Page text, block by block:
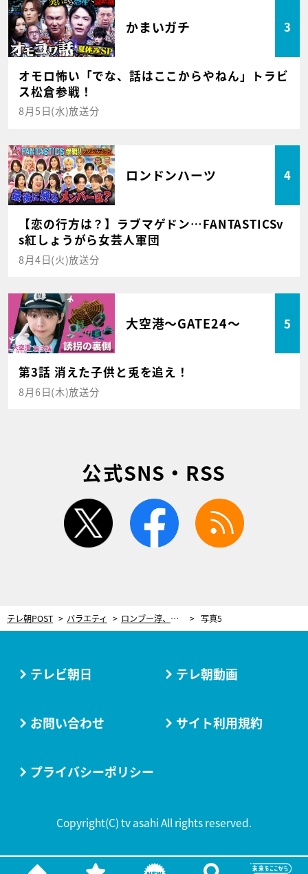
かまいガチ 3
オモロ怖い「でな、話はここからやねん」トラビ
ス松倉参戦！
8月5日(水)放送分
ロンドンハーツ 4
【恋の行方は？】ラブマゲドン…FANTASTICSv
s紅しょうがら女芸人軍団
8月4日(火)放送分
大空港～GATE24～ 5
第3話 消えた子供と兎を追え！
8月6日(木)放送分
公式SNS・RSS
twitter facebook
テレ朝POST バラエティ ロンブー淳、心理戦で爆笑作戦！有吉弘行「芸能界でもトップクラスのイヤな人だ（笑）」 写真5
テレビ朝日 テレ朝動画
お問い合わせ サイト利用規約
プライバシーポリシー
Copyright(C) tv asahi All rights reserved.